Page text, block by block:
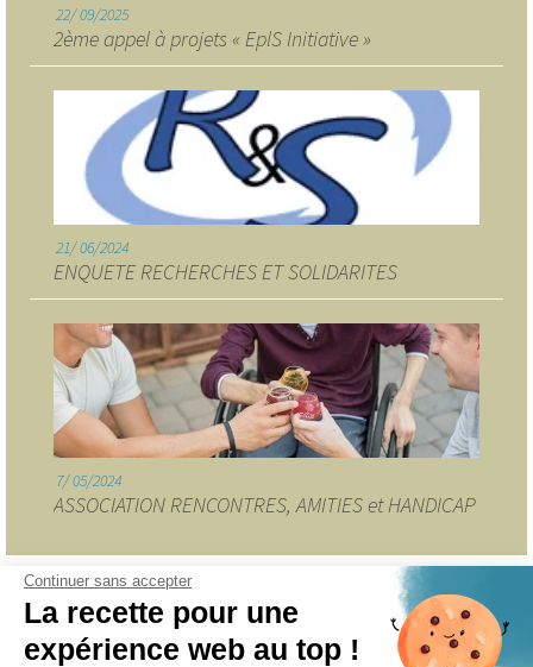
Continuer sans accepter
La recette pour une
expérience web au top !
22 09/2025
2ème appel à projets « EplS Initiative »
21 06/2024
ENQUETE RECHERCHES ET SOLIDARITES
7 05/2024
ASSOCIATION RENCONTRES, AMITIES et HANDICAP
INFORMATIONS
Accueil